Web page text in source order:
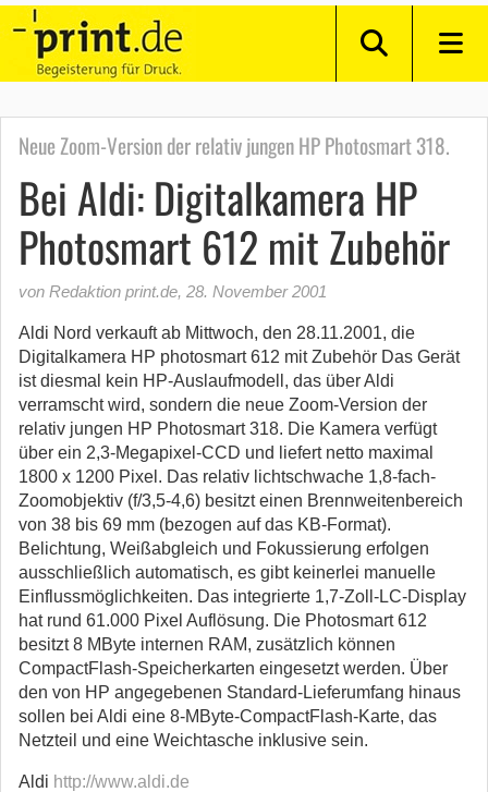
Neue Zoom-Version der relativ jungen HP Photosmart 318.
Bei Aldi: Digitalkamera HP
Photosmart 612 mit Zubehör
von Redaktion print.de, 28. November 2001
Aldi Nord verkauft ab Mittwoch, den 28.11.2001, die
Digitalkamera HP photosmart 612 mit Zubehör Das Gerät
ist diesmal kein HP-Auslaufmodell, das über Aldi
verramscht wird, sondern die neue Zoom-Version der
relativ jungen HP Photosmart 318. Die Kamera verfügt
über ein 2,3-Megapixel-CCD und liefert netto maximal
1800 x 1200 Pixel. Das relativ lichtschwache 1,8-fach-
Zoomobjektiv (f/3,5-4,6) besitzt einen Brennweitenbereich
von 38 bis 69 mm (bezogen auf das KB-Format).
Belichtung, Weißabgleich und Fokussierung erfolgen
ausschließlich automatisch, es gibt keinerlei manuelle
Einflussmöglichkeiten. Das integrierte 1,7-Zoll-LC-Display
hat rund 61.000 Pixel Auflösung. Die Photosmart 612
besitzt 8 MByte internen RAM, zusätzlich können
CompactFlash-Speicherkarten eingesetzt werden. Über
den von HP angegebenen Standard-Lieferumfang hinaus
sollen bei Aldi eine 8-MByte-CompactFlash-Karte, das
Netzteil und eine Weichtasche inklusive sein.
Aldi http://www.aldi.de